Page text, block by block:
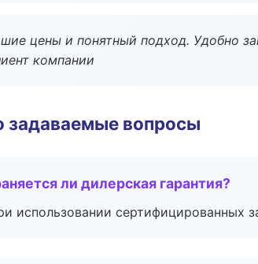
цены и понятный подход. Удобно
компании
задаваемые вопросы
ли дилерская гарантия?
использовании сертифицированных